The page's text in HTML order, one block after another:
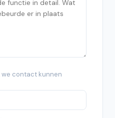
contact kunnen